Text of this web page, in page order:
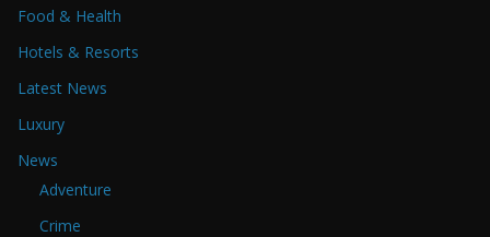
Food & Health
Hotels & Resorts
Latest News
Luxury
News
Adventure
Crime